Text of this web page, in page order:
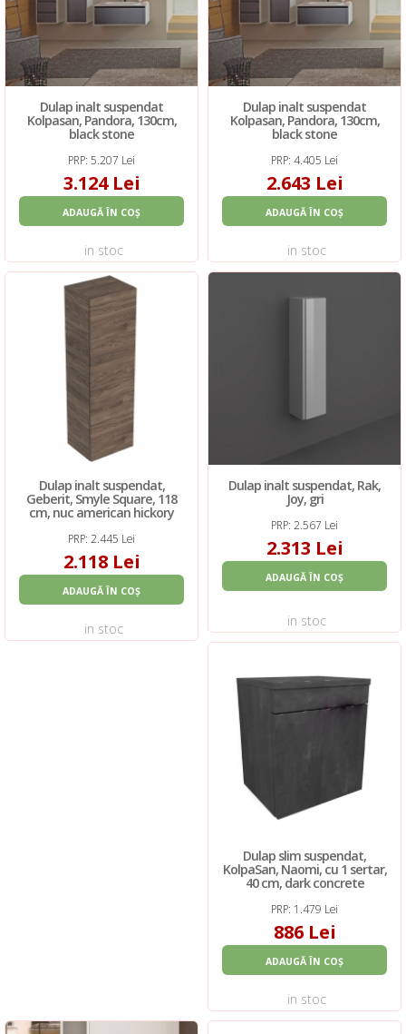
Dulap inalt suspendat
Kolpasan, Pandora, 130cm,
black stone
PRP: 5.207 Lei
3.124 Lei
ADAUGĂ ÎN COȘ
in stoc
Dulap inalt suspendat
Kolpasan, Pandora, 130cm,
black stone
PRP: 4.405 Lei
2.643 Lei
ADAUGĂ ÎN COȘ
in stoc
Dulap inalt suspendat,
Geberit, Smyle Square, 118
cm, nuc american hickory
PRP: 2.445 Lei
2.118 Lei
ADAUGĂ ÎN COȘ
in stoc
Dulap inalt suspendat, Rak,
Joy, gri
PRP: 2.567 Lei
2.313 Lei
ADAUGĂ ÎN COȘ
in stoc
Dulap slim suspendat,
KolpaSan, Naomi, cu 1 sertar,
40 cm, dark concrete
PRP: 1.479 Lei
886 Lei
ADAUGĂ ÎN COȘ
in stoc